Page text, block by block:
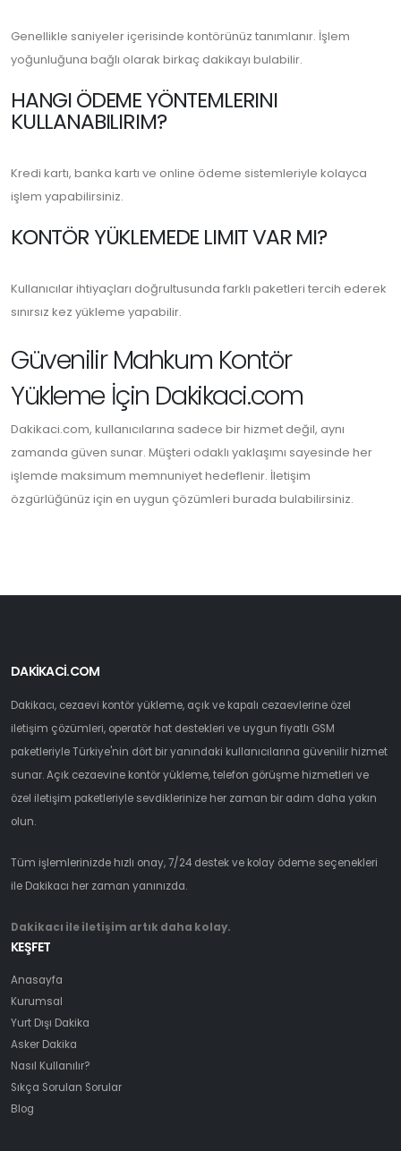
Genellikle saniyeler içerisinde kontörünüz tanımlanır. İşlem
yoğunluğuna bağlı olarak birkaç dakikayı bulabilir.
HANGI ÖDEME YÖNTEMLERINI
KULLANABILIRIM?
Kredi kartı, banka kartı ve online ödeme sistemleriyle kolayca
işlem yapabilirsiniz.
KONTÖR YÜKLEMEDE LIMIT VAR MI?
Kullanıcılar ihtiyaçları doğrultusunda farklı paketleri tercih ederek
sınırsız kez yükleme yapabilir.
Güvenilir Mahkum Kontör
Yükleme İçin Dakikaci.com
Dakikaci.com, kullanıcılarına sadece bir hizmet değil, aynı
zamanda güven sunar. Müşteri odaklı yaklaşımı sayesinde her
işlemde maksimum memnuniyet hedeflenir. İletişim
özgürlüğünüz için en uygun çözümleri burada bulabilirsiniz.
DAKİKACİ.COM
Dakikacı, cezaevi kontör yükleme, açık ve kapalı cezaevlerine özel
iletişim çözümleri, operatör hat destekleri ve uygun fiyatlı GSM
paketleriyle Türkiye'nin dört bir yanındaki kullanıcılarına güvenilir hizmet
sunar. Açık cezaevine kontör yükleme, telefon görüşme hizmetleri ve
özel iletişim paketleriyle sevdiklerinize her zaman bir adım daha yakın
olun.
Tüm işlemlerinizde hızlı onay, 7/24 destek ve kolay ödeme seçenekleri
ile Dakikacı her zaman yanınızda.
Dakikacı ile iletişim artık daha kolay.
KEŞFET
Anasayfa
Kurumsal
Yurt Dışı Dakika
Asker Dakika
Nasıl Kullanılır?
Sıkça Sorulan Sorular
Blog